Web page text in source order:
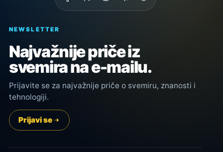
NEWSLETTER
Najvažnije priče iz
svemira na e-mailu.
Prijavite se za najvažnije priče o svemiru, znanosti i
tehnologiji.
Prijavi se